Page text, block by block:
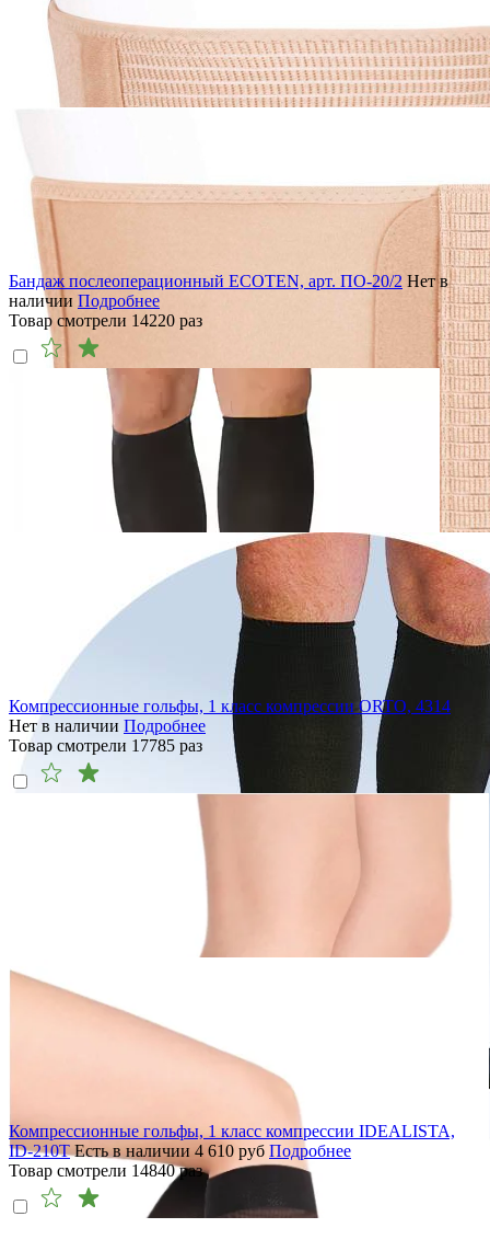
Бандаж послеоперационный ECOTEN, арт. ПО-20/2 Нет в
наличии Подробнее
Товар смотрели 14220 раз
Компрессионные гольфы, 1 класс компрессии ORTO, 4314
Нет в наличии Подробнее
Товар смотрели 17785 раз
Компрессионные гольфы, 1 класс компрессии IDEALISTA,
ID-210T Есть в наличии 4 610 руб Подробнее
Товар смотрели 14840раз